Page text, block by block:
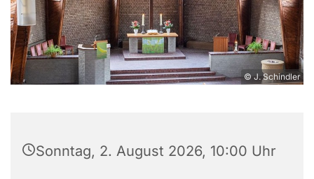
© J. Schindler
Sonntag, 2. August 2026, 10:00 Uhr